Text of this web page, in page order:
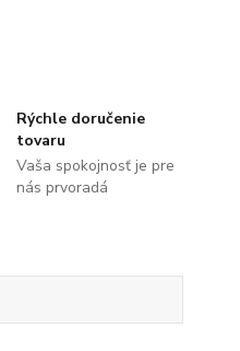
Rýchle doručenie
tovaru
Vaša spokojnosť je pre
nás prvoradá